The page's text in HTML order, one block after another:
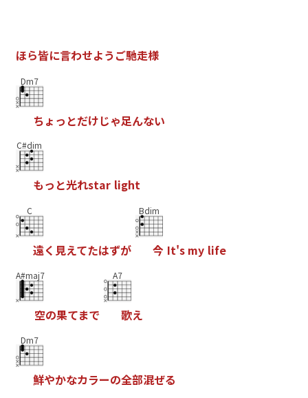
ほら皆に言わせよう ご馳走様
Dm7
ちょ っ とだけじゃ足んない
C#dim
もっ と光れstar light
C
遠く 見えてたはずが
Bdim
今 It's my life
A#maj7
空の果てまで
A7
歌え
Dm7
鮮やかなカラーの全部混ぜる